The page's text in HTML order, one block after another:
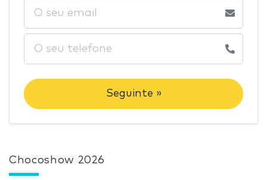
Seguinte »
Chocoshow 2026